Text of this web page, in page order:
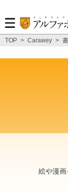
TOP > Carawey >
絵や漫